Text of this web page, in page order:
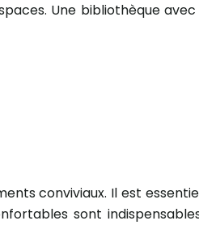
Une bibliothèque
conviviaux. Il est
sont